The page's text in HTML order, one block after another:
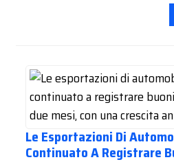
Le Esportazioni Di
Continuato A Registrare